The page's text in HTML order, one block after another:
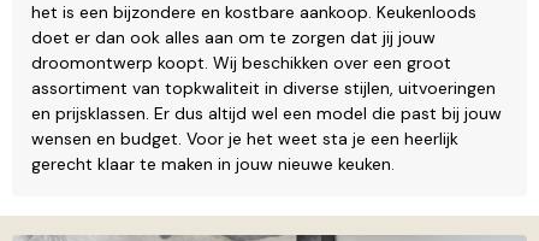
het is een bijzondere en kostbare aankoop. Keukenloods
doet er dan ook alles aan om te zorgen dat jij jouw
droomontwerp koopt. Wij beschikken over een groot
assortiment van topkwaliteit in diverse stijlen, uitvoeringen
en prijsklassen. Er dus altijd wel een model die past bij jouw
wensen en budget. Voor je het weet sta je een heerlijk
gerecht klaar te maken in jouw nieuwe keuken.